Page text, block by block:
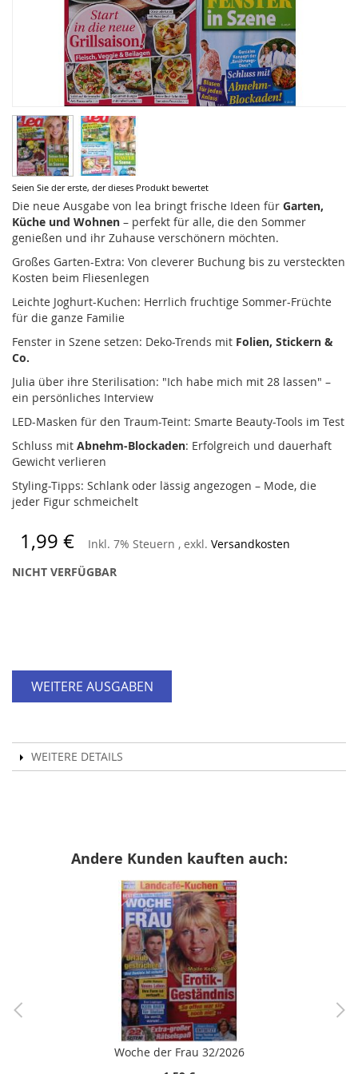
Seien Sie der erste, der dieses Produkt bewertet
Die neue Ausgabe von lea bringt frische Ideen für Garten,
Küche und Wohnen – perfekt für alle, die den Sommer
genießen und ihr Zuhause verschönern möchten.
Großes Garten-Extra: Von cleverer Buchung bis zu versteckten
Kosten beim Fliesenlegen
Leichte Joghurt-Kuchen: Herrlich fruchtige Sommer-Früchte
für die ganze Familie
Fenster in Szene setzen: Deko-Trends mit Folien, Stickern &
Co.
Julia über ihre Sterilisation: "Ich habe mich mit 28 lassen" –
ein persönliches Interview
LED-Masken für den Traum-Teint: Smarte Beauty-Tools im Test
Schluss mit Abnehm-Blockaden: Erfolgreich und dauerhaft
Gewicht verlieren
Styling-Tipps: Schlank oder lässig angezogen – Mode, die
jeder Figur schmeichelt
1,99 € Inkl. 7% Steuern , exkl. Versandkosten
NICHT VERFÜGBAR
WEITERE AUSGABEN
WEITERE DETAILS
Zum
Anfang
der
Bildergalerie
springen
Andere Kunden kauften auch:
Woche der Frau 32/2026